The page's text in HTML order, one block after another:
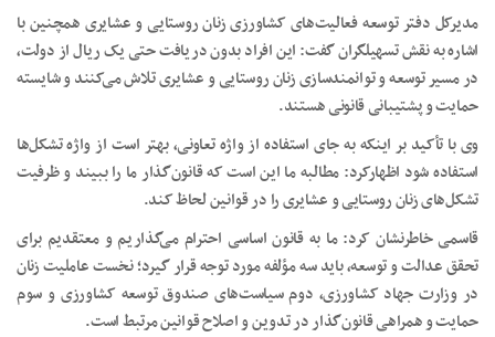
مدیرکل دفتر توسعه فعالیت‌های کشاورزی زنان روستایی و عشایری همچنین با
اشاره به نقش تسهیلگران گفت: این افراد بدون دریافت حتی یک ریال از دولت،
در مسیر توسعه و توانمندسازی زنان روستایی و عشایری تلاش می‌کنند و شایسته
حمایت و پشتیبانی قانونی هستند.
وی با تأکید بر اینکه به جای استفاده از واژه تعاونی، بهتر است از واژه تشکل‌ها
استفاده شود اظهارکرد: مطالبه ما این است که قانون‌گذار ما را ببیند و ظرفیت
تشکل‌های زنان روستایی و عشایری را در قوانین لحاظ کند.
قاسمی خاطرنشان کرد: ما به قانون اساسی احترام می‌گذاریم و معتقدیم برای
تحقق عدالت و توسعه، باید سه مؤلفه مورد توجه قرار گیرد؛ نخست عاملیت زنان
در وزارت جهاد کشاورزی، دوم سیاست‌های صندوق توسعه کشاورزی و سوم
حمایت و همراهی قانون‌گذار در تدوین و اصلاح قوانین مرتبط است.